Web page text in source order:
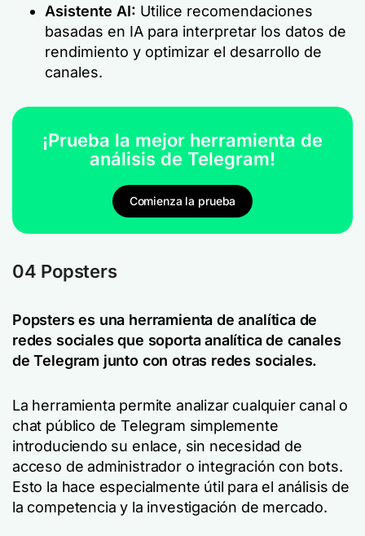
Asistente AI: Utilice recomendaciones
basadas en IA para interpretar los datos de
rendimiento y optimizar el desarrollo de
canales.
¡Prueba la mejor herramienta de
análisis de Telegram!
Comienza la prueba
04 Popsters
Popsters es una herramienta de analítica de
redes sociales que soporta analítica de canales
de Telegram junto con otras redes sociales.
La herramienta permite analizar cualquier canal o
chat público de Telegram simplemente
introduciendo su enlace, sin necesidad de
acceso de administrador o integración con bots.
Esto la hace especialmente útil para el análisis de
la competencia y la investigación de mercado.